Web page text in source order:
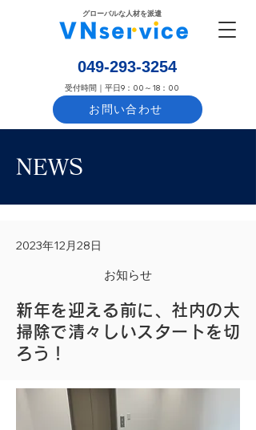
​グローバルな人材を派遣
お問い合わせ
​049-293-3254
​受付時間｜平日9：00～18：00
NEWS
2023年12月28日
お知らせ
新年を迎える前に、社内の大
掃除で清々しいスタートを切
ろう！